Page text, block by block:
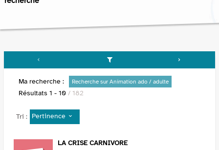
Ma recherche : Recherche sur Animation ado / adulte
Résultats 1 - 10 / 182
Tri : Pertinence
LA CRISE CARNIVORE